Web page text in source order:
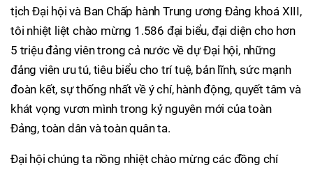
tịch Đại hội và Ban Chấp hành Trung ương Đảng khoá XIII,
tôi nhiệt liệt chào mừng 1.586 đại biểu, đại diện cho hơn
5 triệu đảng viên trong cả nước về dự Đại hội, những
đảng viên ưu tú, tiêu biểu cho trí tuệ, bản lĩnh, sức mạnh
đoàn kết, sự thống nhất về ý chí, hành động, quyết tâm và
khát vọng vươn mình trong kỷ nguyên mới của toàn
Đảng, toàn dân và toàn quân ta.
Đại hội chúng ta nồng nhiệt chào mừng các đồng chí